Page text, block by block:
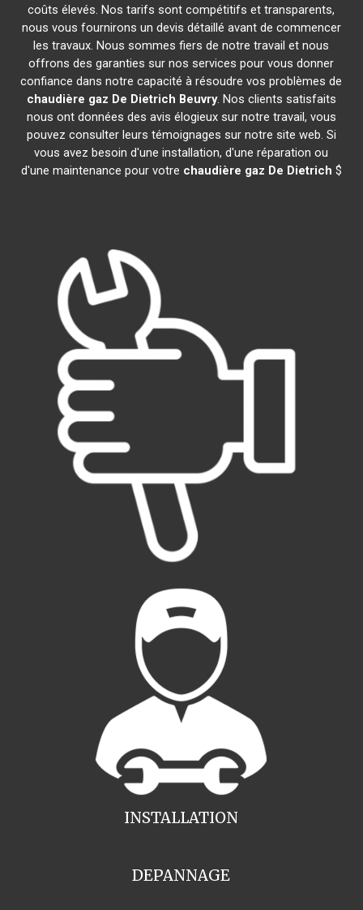
coûts élevés. Nos tarifs sont compétitifs et transparents,
nous vous fournirons un devis détaillé avant de commencer
les travaux. Nous sommes fiers de notre travail et nous
offrons des garanties sur nos services pour vous donner
confiance dans notre capacité à résoudre vos problèmes de
chaudière gaz De Dietrich Beuvry. Nos clients satisfaits
nous ont données des avis élogieux sur notre travail, vous
pouvez consulter leurs témoignages sur notre site web. Si
vous avez besoin d'une installation, d'une réparation ou
d'une maintenance pour votre chaudière gaz De Dietrich $
INSTALLATION
DEPANNAGE